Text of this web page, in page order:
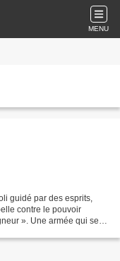
MENU
guidé par des esprits,
contre le pouvoir
». Une armée qui se